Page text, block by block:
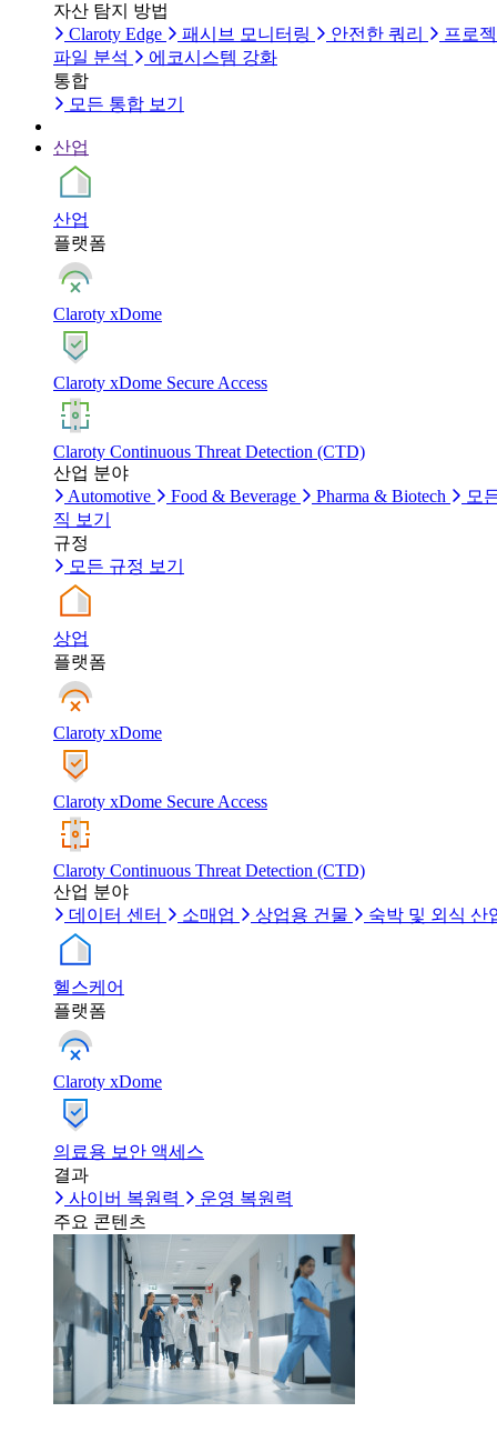
자산 탐지 방법
Claroty Edge
패시브 모니터링 안전한 쿼리
프로
파일 분석
에코시스템 강화
통합
모든 통합 보기
산업
산업
플랫폼
Claroty xDome
Claroty xDome Secure Access
Claroty Continuous Threat Detection (CTD)
산업 분야
Automotive
Food & Beverage Pharma & Biotech
모
직 보기
규정
모든 규정 보기
상업
플랫폼
Claroty xDome
Claroty xDome Secure Access
Claroty Continuous Threat Detection (CTD)
산업 분야
데이터 센터
소매업 상업용 건물 숙박 및 외식 산
헬스케어
플랫폼
Claroty xDome
의료용 보안 액세스
결과
사이버 복원력
운영 복원력
주요 콘텐츠